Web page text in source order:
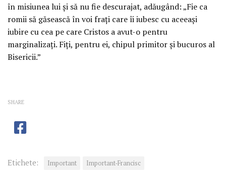
în misiunea lui şi să nu fie descurajat, adăugând: „Fie ca
romii să găsească în voi fraţi care îi iubesc cu aceeaşi
iubire cu cea pe care Cristos a avut-o pentru
marginalizaţi. Fiţi, pentru ei, chipul primitor şi bucuros al
Bisericii.”
SHARE
Etichete: Important Important-Francisc